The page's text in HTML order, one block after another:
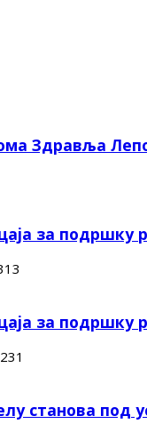
Здравља
за подршку
за подршку
станова под